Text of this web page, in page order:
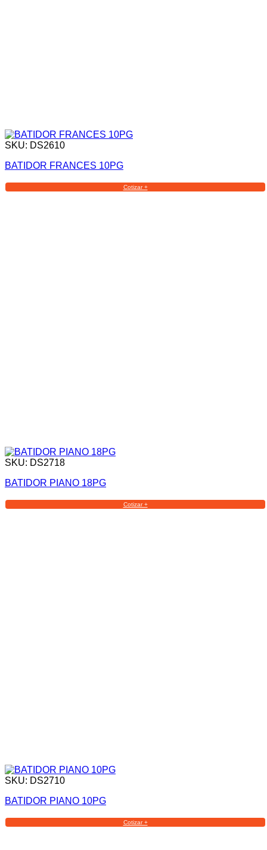
SKU: DS2610
BATIDOR FRANCES 10PG
Cotizar +
SKU: DS2718
BATIDOR PIANO 18PG
Cotizar +
SKU: DS2710
BATIDOR PIANO 10PG
Cotizar +